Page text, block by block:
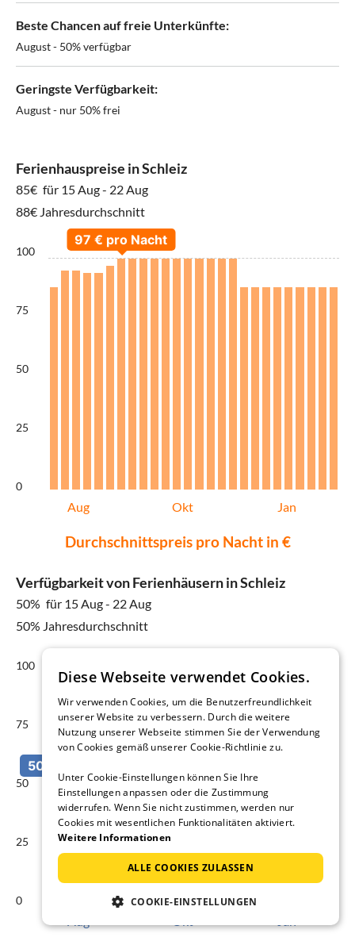
Beste Chancen auf freie Unterkünfte:
August - 50% verfügbar
Geringste Verfügbarkeit:
August - nur 50% frei
Ferienhauspreise in Schleiz
85€ für 15 Aug - 22 Aug
88€ Jahresdurchschnitt
100
75
50
25
0
Aug Okt Jan
Durchschnittspreis pro Nacht in €
Verfügbarkeit von Ferienhäusern in Schleiz
50% für 15 Aug - 22 Aug
50% Jahresdurchschnitt
100
75
50
25
0
Diese Webseite verwendet Cookies.
Wir verwenden Cookies, um die Benutzerfreundlichkeit
unserer Website zu verbessern. Durch die weitere
Nutzung unserer Webseite stimmen Sie der Verwendung
von Cookies gemäß unserer Cookie-Richtlinie zu.
Unter Cookie-Einstellungen können Sie Ihre
Einstellungen anpassen oder die Zustimmung
widerrufen. Wenn Sie nicht zustimmen, werden nur
Cookies mit wesentlichen Funktionalitäten aktiviert.
Weitere Informationen
ALLE COOKIES ZULASSEN
COOKIE-EINSTELLUNGEN